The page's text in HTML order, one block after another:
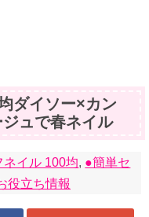
ダイソー×カン
ュで春ネイル
イル 100均, ●簡単セ
役立ち情報